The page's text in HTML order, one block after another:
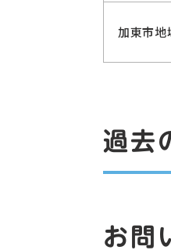
加東市地
過去
お問